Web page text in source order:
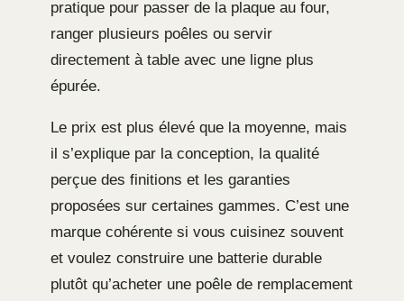
pratique pour passer de la plaque au four,
ranger plusieurs poêles ou servir
directement à table avec une ligne plus
épurée.
Le prix est plus élevé que la moyenne, mais
il s’explique par la conception, la qualité
perçue des finitions et les garanties
proposées sur certaines gammes. C’est une
marque cohérente si vous cuisinez souvent
et voulez construire une batterie durable
plutôt qu’acheter une poêle de remplacement